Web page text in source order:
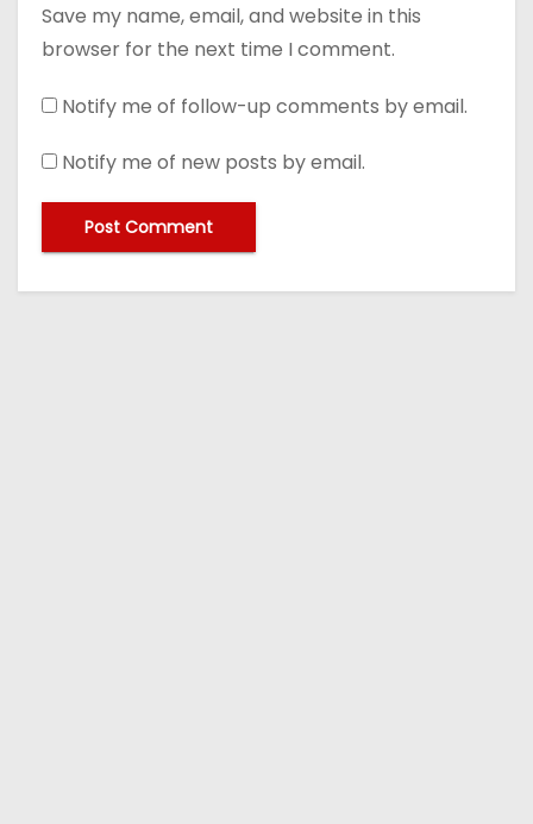
Save my name, email, and website in this
browser for the next time I comment.
Notify me of follow-up comments by email.
Notify me of new posts by email.